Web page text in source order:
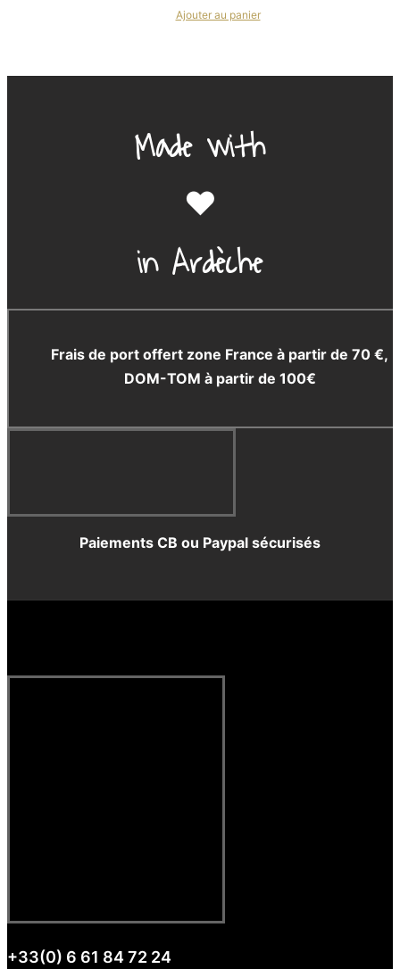
Ajouter au panier
Made with
❤️
in Ardèche
Frais de port offert zone France à partir de 70 €,
DOM-TOM à partir de 100€
Paiements CB ou Paypal sécurisés
+33(0) 6 61 84 72 24